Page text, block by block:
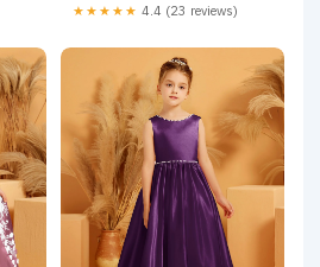
★★★★★ 4.4 (23 reviews)